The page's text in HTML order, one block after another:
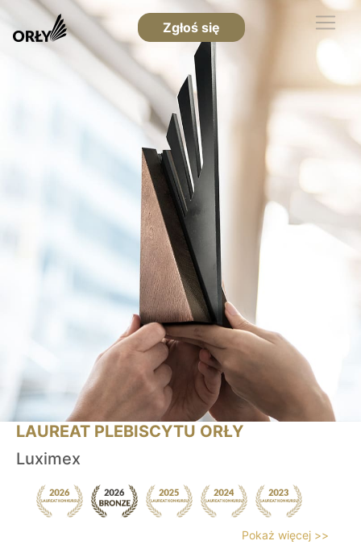
Zgłoś się
LAUREAT PLEBISCYTU ORŁY
Luximex
Pokaż więcej >>